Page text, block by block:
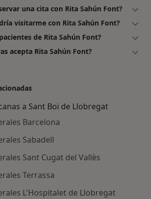
una cita con Rita Sahún Font?
visitarme con Rita Sahún Font?
de Rita Sahún Font?
acepta Rita Sahún Font?
a Sant Boi de Llobregat
Barcelona
Sabadell
Sant Cugat del Vallès
Terrassa
L'Hospitalet de Llobregat